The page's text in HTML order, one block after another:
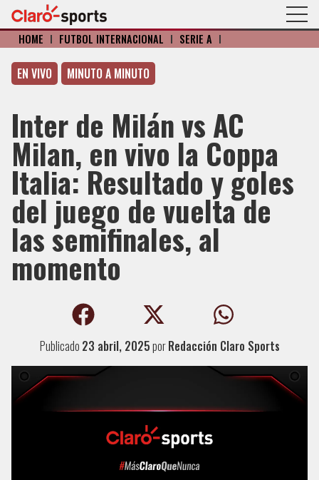
HOME I FÚTBOL INTERNACIONAL I SERIE A I
EN VIVO MINUTO A MINUTO
Inter de Milán vs AC
Milan, en vivo la Coppa
Italia: Resultado y goles
del juego de vuelta de
las semifinales, al
momento
Publicado 23 abril, 2025porRedacción Claro Sports